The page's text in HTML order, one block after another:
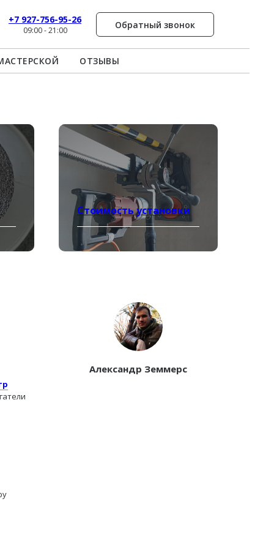
+7 927-756-95-26
09:00 - 21:00 Обратный звонок
ОТЗЫВЫ
Стоимость установки
Александр Земмерс